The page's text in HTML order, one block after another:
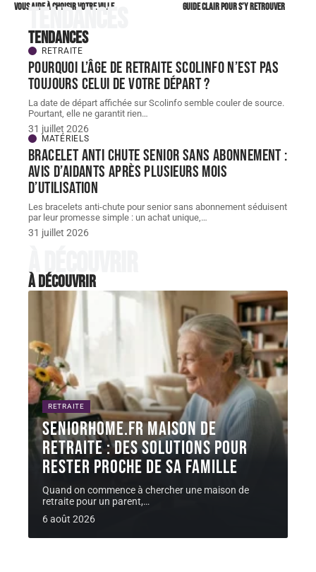
vous aide à choisir votre ville
guide clair pour s’y retrouver
Tendances
Tendances
RETRAITE
Pourquoi l’âge de retraite scolinfo n’est pas
toujours celui de votre départ ?
La date de départ affichée sur Scolinfo semble couler de source.
Pourtant, elle ne garantit rien…
31 juillet 2026
MATÉRIELS
Bracelet Anti chute senior sans abonnement :
avis d’aidants après plusieurs mois
d’utilisation
Les bracelets anti-chute pour senior sans abonnement séduisent
par leur promesse simple : un achat unique, …
31 juillet 2026
À découvrir
À découvrir
RETRAITE
Seniorhome.fr maison de
retraite : des solutions pour
rester proche de sa famille
Quand on commence à chercher une maison de
retraite pour un parent,…
6 août 2026